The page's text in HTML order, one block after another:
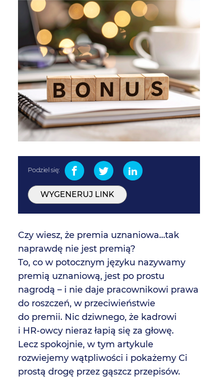
Podziel się:
WYGENERUJ LINK
Czy wiesz, że premia uznaniowa…tak
naprawdę nie jest premią?
To, co w potocznym języku nazywamy
premią uznaniową, jest po prostu
nagrodą – i nie daje pracownikowi prawa
do roszczeń, w przeciwieństwie
do premii. Nic dziwnego, że kadrowi
i HR-owcy nieraz łapią się za głowę.
Lecz spokojnie, w tym artykule
rozwiejemy wątpliwości i pokażemy Ci
prostą drogę przez gąszcz przepisów.